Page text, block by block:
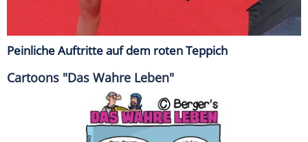
Peinliche Auftritte auf dem roten Teppich
Cartoons "Das Wahre Leben"